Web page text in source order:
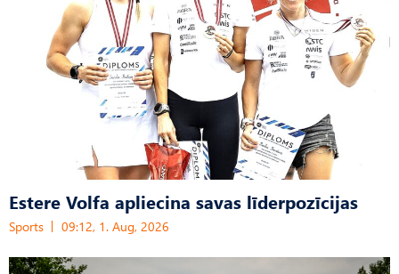
Estere Volfa apliecina savas līderpozīcijas
Sports 09:12, 1. Aug, 2026